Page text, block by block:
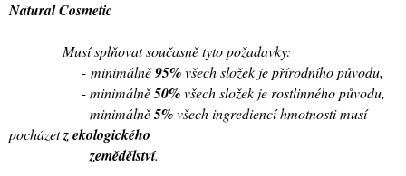
Natural Cosmetic
Musí splňovat současně tyto požadavky:
- minimálně95%všech složek je přírodního původu,
- minimálně50%všech složek je rostlinného původu,
- minimálně5%všech ingrediencí hmotnosti musí
pocházetz ekologického
zemědělství.